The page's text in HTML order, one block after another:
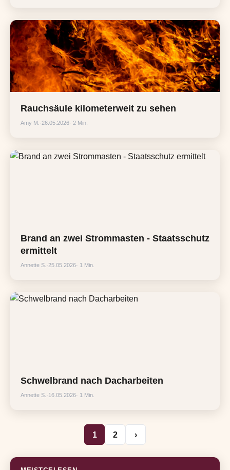
Rauchsäule kilometerweit zu sehen
Amy M. ·26.05.2026· 2 Min.
Brand an zwei Strommasten - Staatsschutz
ermittelt
Annette S. ·25.05.2026· 1 Min.
Schwelbrand nach Dacharbeiten
Annette S. ·16.05.2026· 1 Min.
1 2 ›